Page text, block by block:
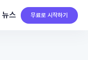
뉴스 무료로 시작하기